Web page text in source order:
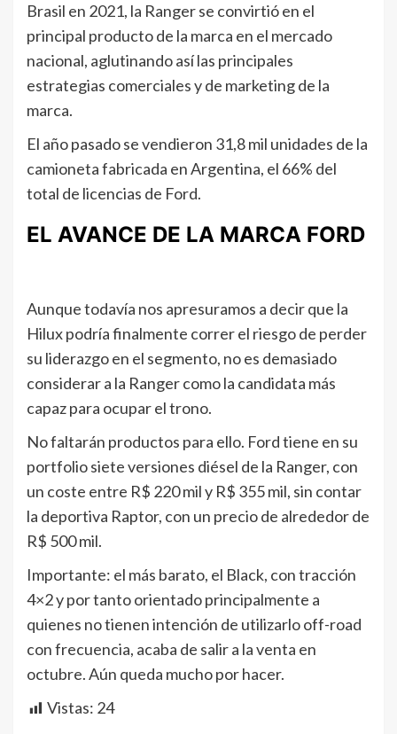
Brasil en 2021, la Ranger se convirtió en el
principal producto de la marca en el mercado
nacional, aglutinando así las principales
estrategias comerciales y de marketing de la
marca.
El año pasado se vendieron 31,8 mil unidades de la
camioneta fabricada en Argentina, el 66% del
total de licencias de Ford.
EL AVANCE DE LA MARCA FORD
Aunque todavía nos apresuramos a decir que la
Hilux podría finalmente correr el riesgo de perder
su liderazgo en el segmento, no es demasiado
considerar a la Ranger como la candidata más
capaz para ocupar el trono.
No faltarán productos para ello. Ford tiene en su
portfolio siete versiones diésel de la Ranger, con
un coste entre R$ 220 mil y R$ 355 mil, sin contar
la deportiva Raptor, con un precio de alrededor de
R$ 500 mil.
Importante: el más barato, el Black, con tracción
4×2 y por tanto orientado principalmente a
quienes no tienen intención de utilizarlo off-road
con frecuencia, acaba de salir a la venta en
octubre. Aún queda mucho por hacer.
Vistas: 24